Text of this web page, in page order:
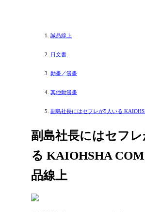
誠品線上
日文書
動畫／漫畫
其他動漫畫
副島社長にはセフレが5人いる
副島社長にはセフ
る KAIOHSHA
品線上